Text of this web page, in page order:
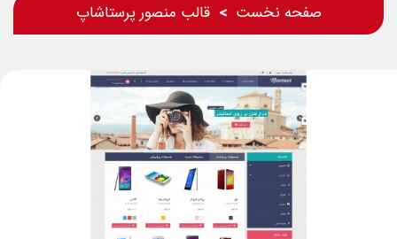
صفحه نخست قالب منصور پرستاشاپ